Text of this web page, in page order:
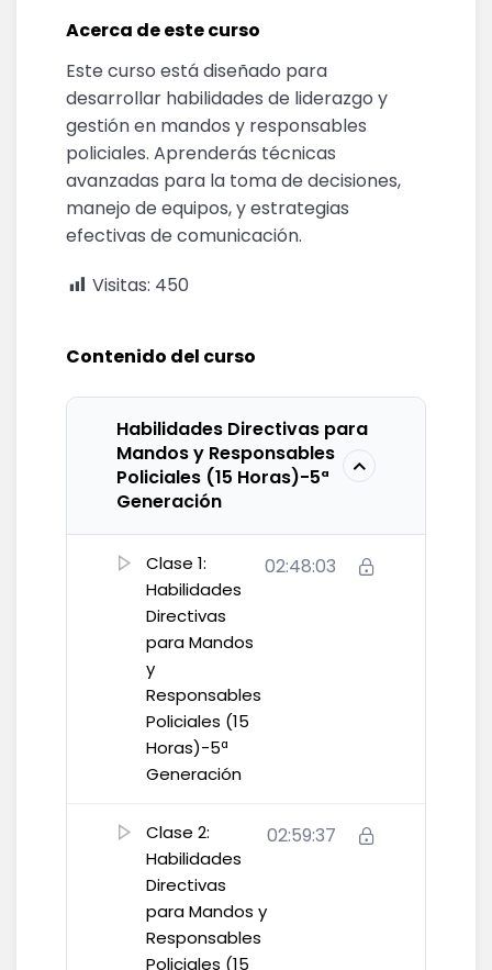
Acerca de este curso
Este curso está diseñado para
desarrollar habilidades de liderazgo y
gestión en mandos y responsables
policiales. Aprenderás técnicas
avanzadas para la toma de decisiones,
manejo de equipos, y estrategias
efectivas de comunicación.
Visitas: 450
Contenido del curso
Habilidades Directivas para
Mandos y Responsables
Policiales (15 Horas)-5ª
Generación
Clase 1:
Habilidades
Directivas
para Mandos
y
Responsables
Policiales (15
Horas)-5ª
Generación
02:48:03
Clase 2:
Habilidades
Directivas
para Mandos y
Responsables
Policiales (15
02:59:37